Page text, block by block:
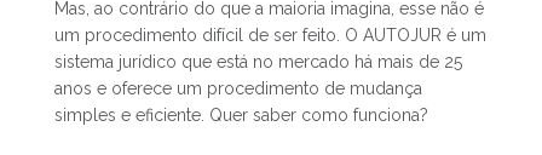
Mas, ao contrário do que a maioria imagina, esse não é
um procedimento difícil de ser feito. O AUTOJUR é um
sistema jurídico que está no mercado há mais de 25
anos e oferece um procedimento de mudança
simples e eficiente. Quer saber como funciona?